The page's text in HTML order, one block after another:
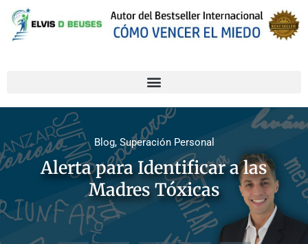
Blog, Superación Personal
Alerta para Identificar a las
Madres Tóxicas